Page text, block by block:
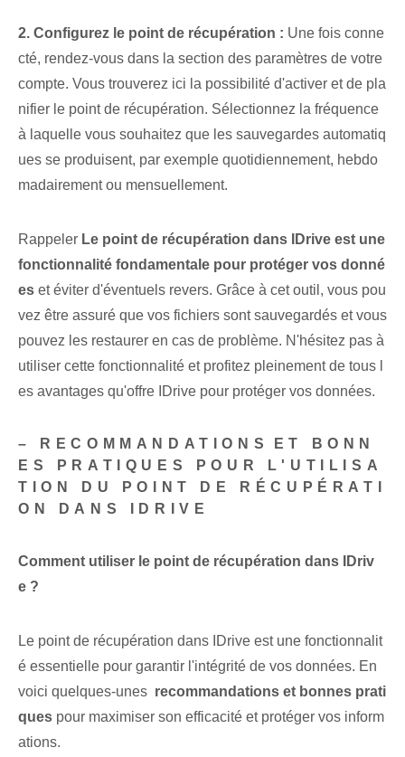
2. Configurez le point de récupération : Une fois conne
cté, rendez-vous dans la section des paramètres de votre
compte. Vous trouverez ici la possibilité d'activer et de pla
nifier le point de récupération. Sélectionnez la fréquence
à laquelle vous souhaitez que les sauvegardes automatiq
ues se produisent⁤, par exemple quotidiennement, hebdo
madairement ou mensuellement.
Rappeler Le point de récupération dans IDrive est une
fonctionnalité fondamentale pour protéger vos donné
es et éviter d'éventuels revers. Grâce à cet outil, vous pou
vez être assuré que vos fichiers sont sauvegardés et vous
pouvez les restaurer en cas de problème. N'hésitez pas à
utiliser cette fonctionnalité et profitez pleinement de tous l
es avantages qu'offre IDrive pour protéger vos données.
– RECOMMANDATIONS⁤ET BONN
ES PRATIQUES POUR L'UTILISA
TION DU POINT DE RÉCUPÉRATI
ON DANS IDRIVE
Comment utiliser le point de récupération dans IDriv
e ?
Le point de récupération ⁢dans IDrive est une fonctionnalit
é essentielle pour garantir l'intégrité de vos données.⁣ En
voici quelques-unes ‍ recommandations et bonnes prati
ques pour maximiser son efficacité et protéger vos inform
ations.